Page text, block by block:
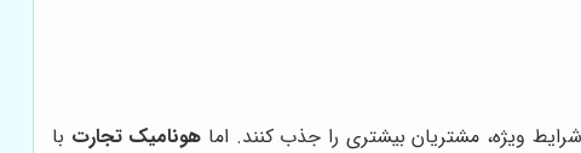
ویژه، مشتریان بیشتری را جذب کنند. اما هونامیک تجارت با